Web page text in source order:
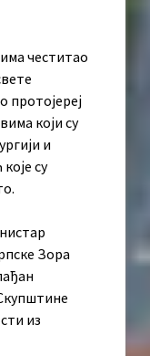
честитао
протојереј
који су
и
су
Зора
из